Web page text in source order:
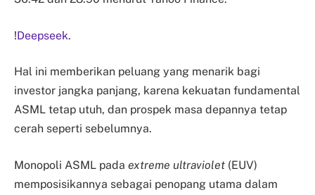
!Deepseek.
Hal ini memberikan peluang yang menarik bagi
investor jangka panjang, karena kekuatan fundamental
ASML tetap utuh, dan prospek masa depannya tetap
cerah seperti sebelumnya.
Monopoli ASML pada extreme ultraviolet (EUV)
memposisikannya sebagai penopang utama dalam